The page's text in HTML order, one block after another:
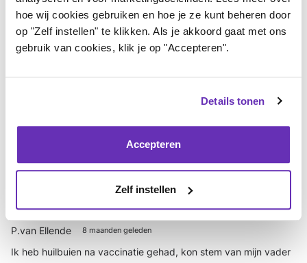
hoe wij cookies gebruiken en hoe je ze kunt beheren door
op "Zelf instellen" te klikken. Als je akkoord gaat met ons
gebruik van cookies, klik je op "Accepteren".
Details tonen
Accepteren
Zelf instellen
klachten nu al twee jaar. Erg vermoeiend, want het kan PEM
triggeren.
Ik wens je veel sterkte bij de komende feestdagen. Bij mij heeft
Ik geef je groot gelijk
dat je liever bij je huisdieren bent dan bij mensen, die je niet
Loginofregistreerom te reageren
P.van Ellende 8 maanden geleden
Ik heb huilbuien na vaccinatie gehad, kon stem van mijn vader